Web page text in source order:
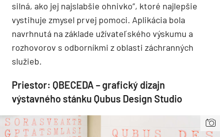
silná, ako jej najslabšie ohnivko”, ktoré najlepšie
vystihuje zmysel prvej pomoci. Aplikácia bola
navrhnutá na základe užívateľského výskumu a
rozhovorov s odborníkmi z oblasti záchranných
služieb.
Priestor: QBECEDA – grafický dizajn
výstavného stánku Qubus Design Studio